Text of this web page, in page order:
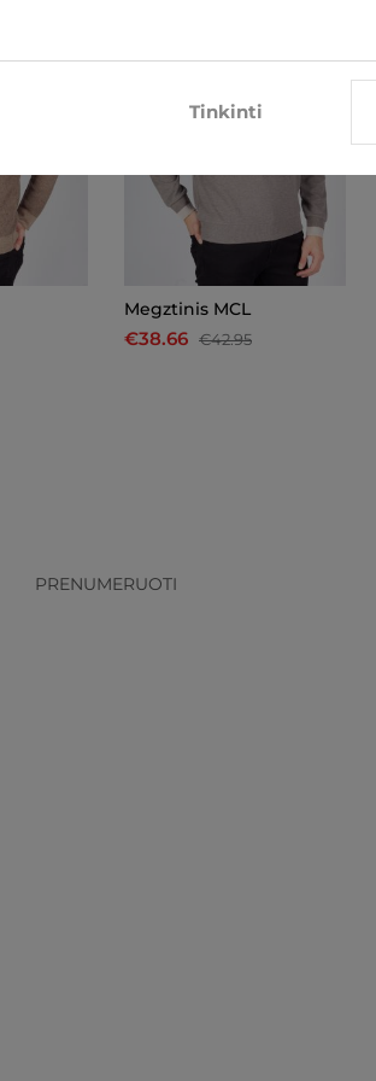
Megztinis MCL
€38.66 €42.95
PRENUMERUOTI
Tinkinti